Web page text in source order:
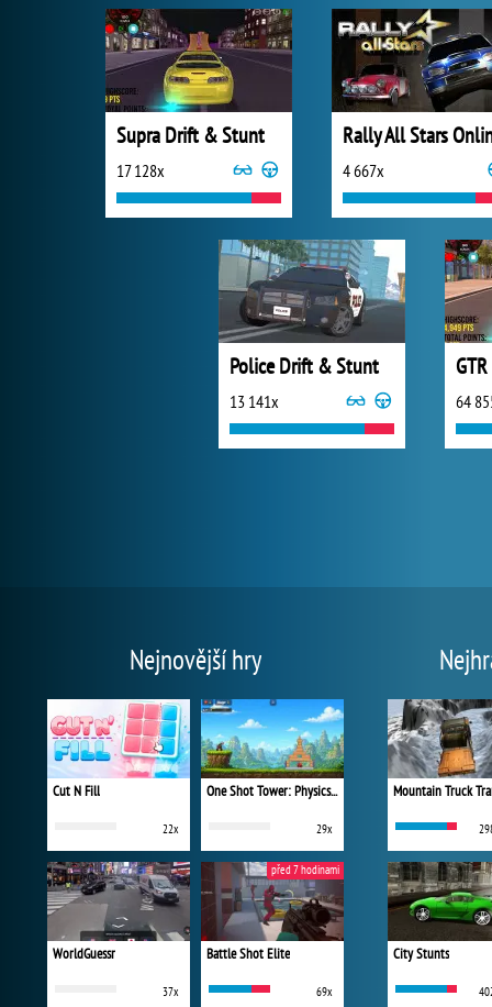
Supra Drift & Stunt
17 128x
Rally All Stars
4 667x
Police Drift & Stunt
13 141x 64
Nejnovější hry
Cut N Fill
22x
One Shot Tower: Physics Destroyer
29x
WorldGuessr
37x
Battle Shot Elite
69x
před 7 hodinami
Mountain Truck
City Stunts